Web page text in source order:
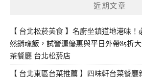
近期文章
【 台北松菸美食 】名廚坐鎮道地港味
然銷魂飯，試營運優惠與平日外帶85折
茶餐廳 台北松菸店
【 台北東區台菜推薦 】四味軒台菜餐